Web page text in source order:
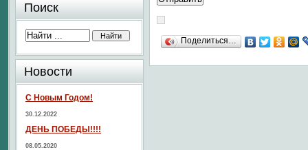
Поделиться…
Поиск
Новости
С Новым Годом!
30.12.2022
ДЕНЬ ПОБЕДЫ!!!!
08.05.2020